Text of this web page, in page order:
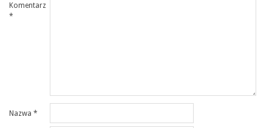
Komentarz
*
Nazwa *